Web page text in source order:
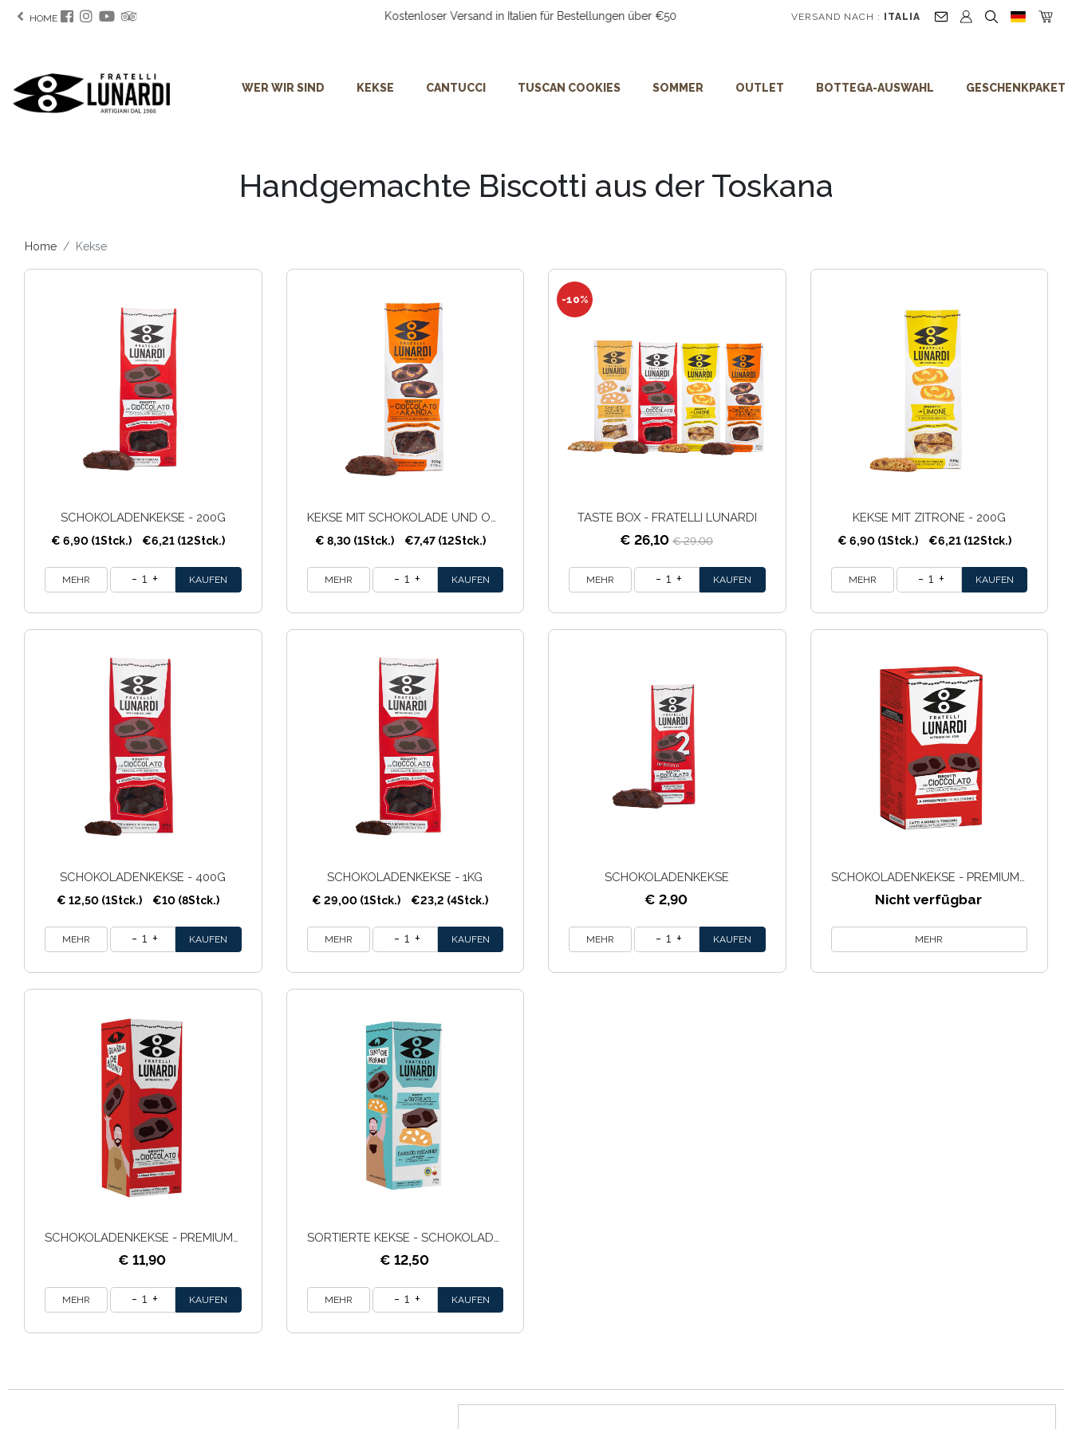
HOME Kostenloser Versand in Italien für Bestellungen über €50 VERSAND NACH : ITALIA
WER WIR SIND KEKSE CANTUCCI TUSCAN COOKIES SOMMER OUTLET BOTTEGA-AUSWAHL GESCHENKPAKET
Handgemachte Biscotti aus der Toskana
Home Kekse
SCHOKOLADENKEKSE - 200G
€ 6,90 (1Stck.) €6,21 (12Stck.)
MEHR 1
€ 8,30 (1Stck.) €7,47 (12Stck.)
MEHR 1
TASTE BOX - FRATELLI LUNARDI
-10%
€ 26,10€ 29,00
MEHR 1
KEKSE MIT ZITRONE - 200G
€ 6,90 (1Stck.) €6,21 (12Stck.)
MEHR 1
SCHOKOLADENKEKSE - 400G
€ 12,50 (1Stck.) €10 (8Stck.)
MEHR 1
SCHOKOLADENKEKSE - 1KG
€ 29,00 (1Stck.) €23,2 (4Stck.)
MEHR 1
SCHOKOLADENKEKSE
€ 2,90
MEHR 1
SCHOKOLADENKEKSE - PREMIUM BOX 120G
Nicht verfügbar
MEHR
€ 11,90
MEHR 1
€ 12,50
MEHR 1